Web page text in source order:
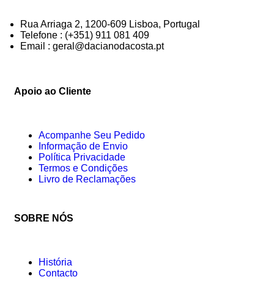
Rua Arriaga 2, 1200-609 Lisboa, Portugal
Telefone : (+351) 911 081 409
Email : geral@dacianodacosta.pt
Apoio ao Cliente
Acompanhe Seu Pedido
Informação de Envio
Política Privacidade
Termos e Condições
Livro de Reclamações
SOBRE NÓS
História
Contacto